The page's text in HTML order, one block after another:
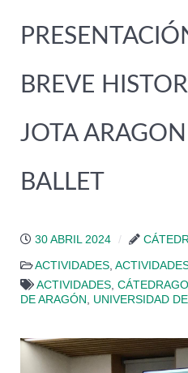
BREVE
JOTA
BALLET
30 ABRIL 2024
ACTIVIDADES,
ACTIVIDADES,
DE ARAGÓN , UNIVERSIDAD